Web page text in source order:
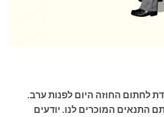
לחתום החוזה היום לפנות ערב.
התנאים המוכרים לנו. יודעים